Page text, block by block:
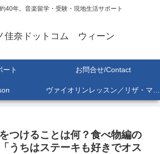
40年。音楽留学・受験・現地生活サポート
佳奈ドットコム ウィーン
ート お問合せ/Contact
ヴァイオリンレッスン／リザ・マリア Lisa-Maria SEKINE
つけることは何？食べ物編の
うちはステーキも好きでオス